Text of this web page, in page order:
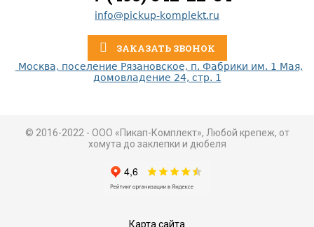
info@pickup-komplekt.ru
ЗАКАЗАТЬ ЗВОНОК
Москва, поселение Рязановское, п. Фабрики им. 1 Мая,
домовладение 24, стр. 1
© 2016-2022 - ООО «Пикап-Комплект», Любой крепеж, от
хомута до заклепки и дюбеля
Карта сайта